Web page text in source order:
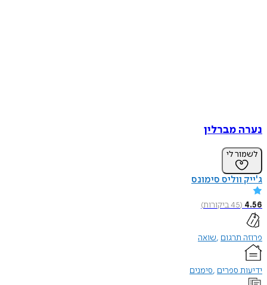
נערה מברלין
לשמור לי
ג'ייק ווליס סימונס
4.56
(
45ביקורות)
פרוזה תרגום שואה
ידיעות ספרים סימנים